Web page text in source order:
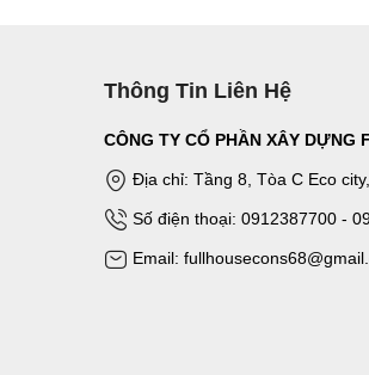
Thông Tin Liên Hệ
CÔNG TY CỔ PHẦN XÂY DỰNG
Địa chỉ: Tầng 8, Tòa C Eco
Số điện thoại: 0912387700 -
Email: